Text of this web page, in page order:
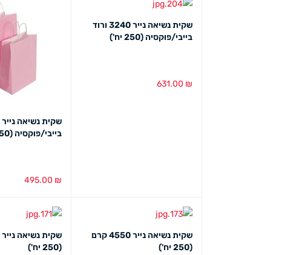
שקית נשיאה נייר 3240 ורוד
בייבי/פוקסיה (250 יח')
631.00 ₪
בייבי/פוקסיה (250 יח')
495.00 ₪
שקית נשיאה נייר 4550 קרם
(250 יח')
(250 יח')